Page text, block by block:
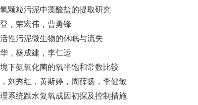
颗粒污泥中藻酸盐的提取研究
，荣宏伟，曹勇锋
性污泥微生物的休眠与流失
，杨成建，李仁运
下氨氧化菌的氧半饱和常数比较
刘秀红，黄斯婷，周薛扬，李健敏
系统跌水复氧成因初探及控制措施